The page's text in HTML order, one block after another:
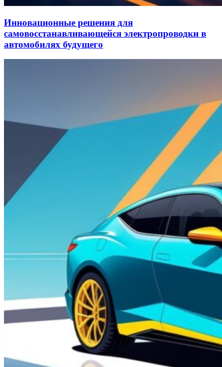
Инновационные решения для
самовосстанавливающейся электропроводки в
автомобилях будущего